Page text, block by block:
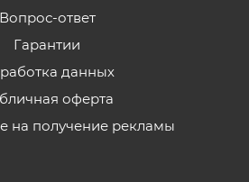
Вопрос-ответ
Гарантии
данных
оферта
на получение рекламы